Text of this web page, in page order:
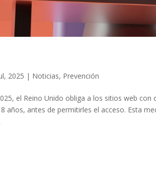
2025 | Noticias, Prevención
el Reino Unido obliga a los sitios web
años, antes de permitirles el acceso. Esta